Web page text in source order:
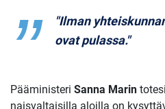
"Ilman
ovat pulassa."
Pääministeri Sanna Marin
naisvaltaisilla aloilla on